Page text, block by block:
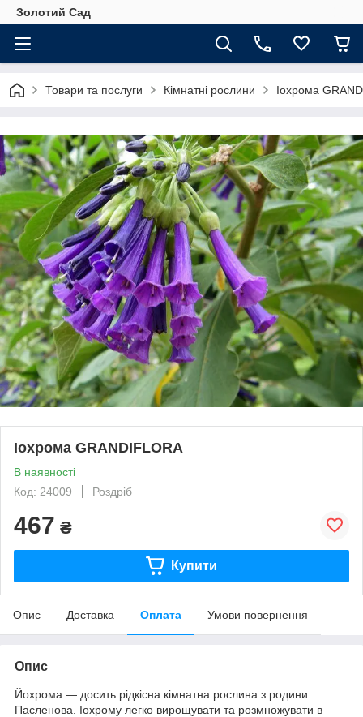
Золотий Сад
Товари та послуги Кімнатні рослини Іохрома
Іохрома GRANDIFLORA
В наявності
Код: 24009
Роздріб
467 ₴
Купити
Опис Доставка Оплата Умови повернення
Опис
Йохрома — досить рідкісна кімнатна рослина з родини
Пасленова. Іохрому легко вирощувати та розмножувати в